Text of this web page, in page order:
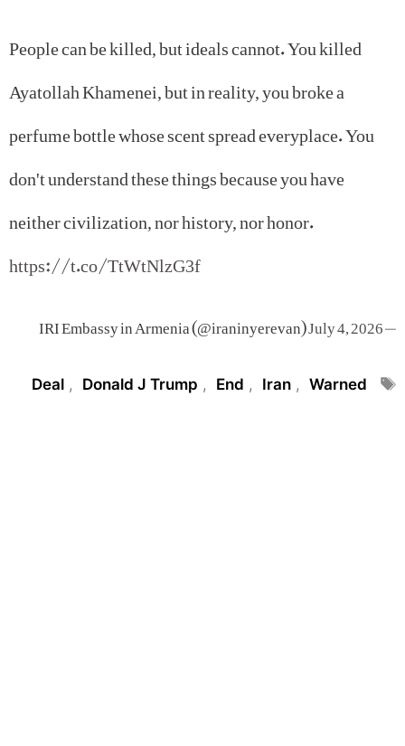
People can be killed, but ideals cannot. You killed
Ayatollah Khamenei, but in reality, you broke a
perfume bottle whose scent spread everyplace. You
don't understand these things because you have
neither civilization, nor history, nor honor.
https://t.co/TtWtNlzG3f
— IRI Embassy in Armenia (@iraninyerevan)
July 4, 2026
Tags
Deal , Donald J Trump , End , Iran , Warned